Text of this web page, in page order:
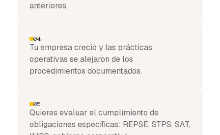
anteriores.
04
Tu empresa creció y las prácticas
operativas se alejaron de los
procedimientos documentados.
05
Quieres evaluar el cumplimiento de
obligaciones específicas: REPSE, STPS, SAT,